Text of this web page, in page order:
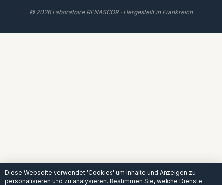
© 2026 Laboratoire RENASCOR · Hergestellt in Frankreich
Diese Webseite verwendet 'Cookies' um Inhalte und Anzeigen zu
personalisieren und zu analysieren. Bestimmen Sie, welche Dienste